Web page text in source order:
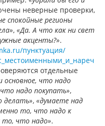
неверные проверки,
спокойные регионы
, «Да. А что как ни свет
акценты?».
пунктуация/
отдельные
основное, что надо
надо покупать»,
делать», «думаете над
то, что надо к
что надо».